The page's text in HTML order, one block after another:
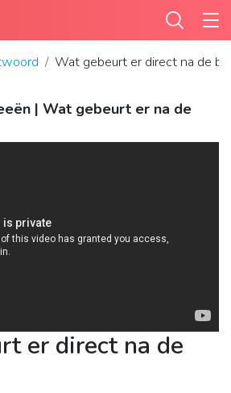
Wat gebeurt er direct na de
| Wat gebeurt er na de
er direct na de